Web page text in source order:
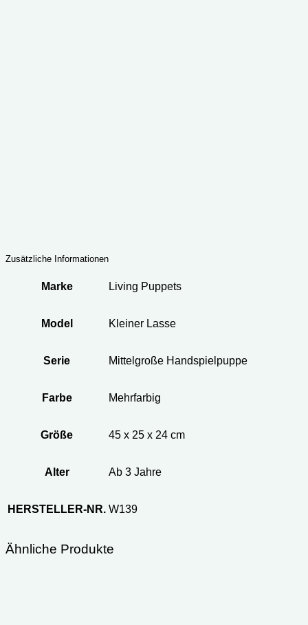
Zusätzliche Informationen
Marke Living Puppets
Model Kleiner Lasse
Serie Mittelgroße Handspielpuppe
Farbe Mehrfarbig
Größe 45 x 25 x 24 cm
Alter Ab 3 Jahre
HERSTELLER-NR. W139
Ähnliche Produkte